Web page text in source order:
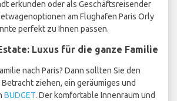
erkunden oder als Geschäftsreisender
am Flughafen Paris Orly
perfekt zu Ihnen passen.
Luxus für die ganze Familie
nach Paris? Dann sollten Sie den
ziehen, ein geräumiges und
BUDGET. Der komfortable Innenraum und